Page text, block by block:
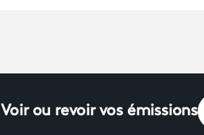
Voir ou revoir vos émissions